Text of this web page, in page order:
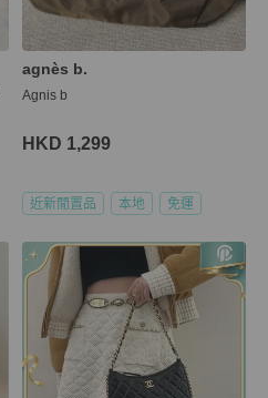
agnès b.
Agnis b
HKD 1,299
近新閒置品 本地 免運